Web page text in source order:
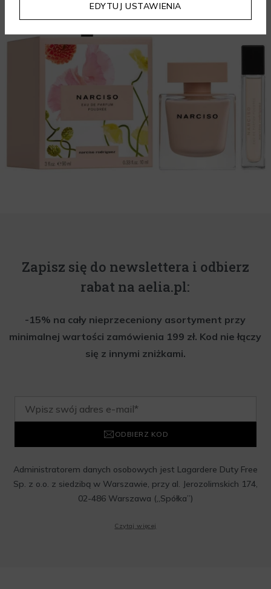
Zapisz się do newslettera i odbierz
rabat na aelia.pl:
-15% na cały nieprzeceniony asortyment przy
minimalnej wartości zamówienia 199 zł. Kod nie łączy
się z innymi zniżkami.
ODBIERZ KOD
Administratorem danych osobowych jest Lagardere Duty Free
Sp. z o.o. z siedzibą w Warszawie, przy al. Jerozolimskich 174,
02-486 Warszawa („Spółka”)
Lagardere Duty Free Sp. z o.o. informacji handlowych, w tym
Czytaj więcej
EDYTUJ USTAWIENIA